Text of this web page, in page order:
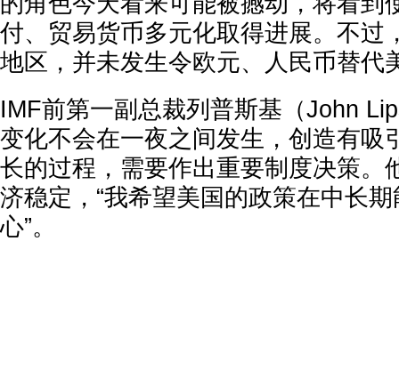
付、贸易货币多元化取得进展。不过
地区，并未发生令欧元、人民币替代
IMF前第一副总裁列普斯基（John
变化不会在一夜之间发生，创造有吸
长的过程，需要作出重要制度决策。
济稳定，“我希望美国的政策在中长
心”。